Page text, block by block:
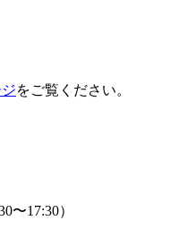
をご覧ください。
〜17:30）